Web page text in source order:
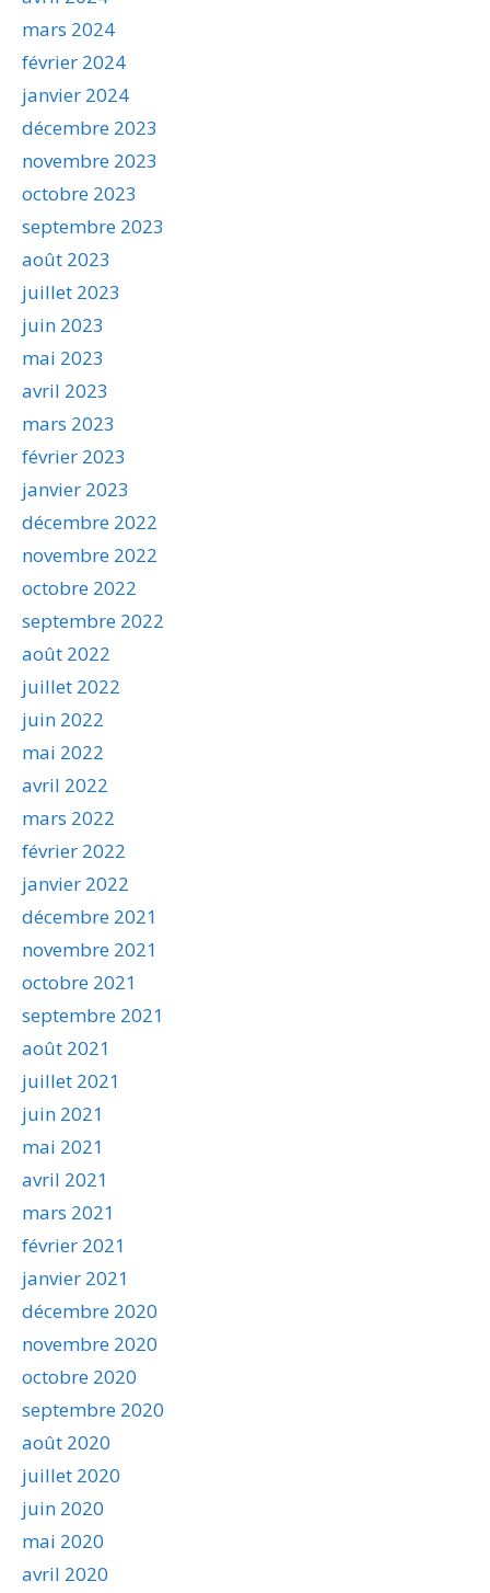
mars 2024
février 2024
janvier 2024
décembre 2023
novembre 2023
octobre 2023
septembre 2023
août 2023
juillet 2023
juin 2023
mai 2023
avril 2023
mars 2023
février 2023
janvier 2023
décembre 2022
novembre 2022
octobre 2022
septembre 2022
août 2022
juillet 2022
juin 2022
mai 2022
avril 2022
mars 2022
février 2022
janvier 2022
décembre 2021
novembre 2021
octobre 2021
septembre 2021
août 2021
juillet 2021
juin 2021
mai 2021
avril 2021
mars 2021
février 2021
janvier 2021
décembre 2020
novembre 2020
octobre 2020
septembre 2020
août 2020
juillet 2020
juin 2020
mai 2020
avril 2020